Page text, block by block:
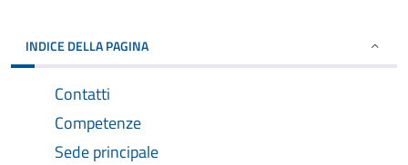
INDICE DELLA PAGINA
Contatti
Competenze
Sede principale